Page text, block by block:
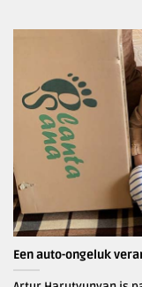
Een auto-ongeluk